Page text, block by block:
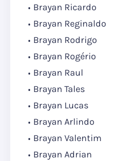
Brayan Ricardo
Brayan Reginaldo
Brayan Rodrigo
Brayan Rogério
Brayan Raul
Brayan Tales
Brayan Lucas
Brayan Arlindo
Brayan Valentim
Brayan Adrian